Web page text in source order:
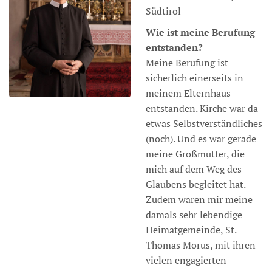
Südtirol
Wie ist meine Berufung
entstanden?
Meine Berufung ist
sicherlich einerseits in
meinem Elternhaus
entstanden. Kirche war da
etwas Selbstverständliches
(noch). Und es war gerade
meine Großmutter, die
mich auf dem Weg des
Glaubens begleitet hat.
Zudem waren mir meine
damals sehr lebendige
Heimatgemeinde, St.
Thomas Morus, mit ihren
vielen engagierten